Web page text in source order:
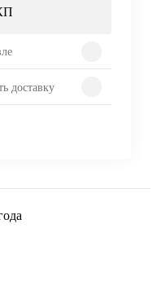
доставку